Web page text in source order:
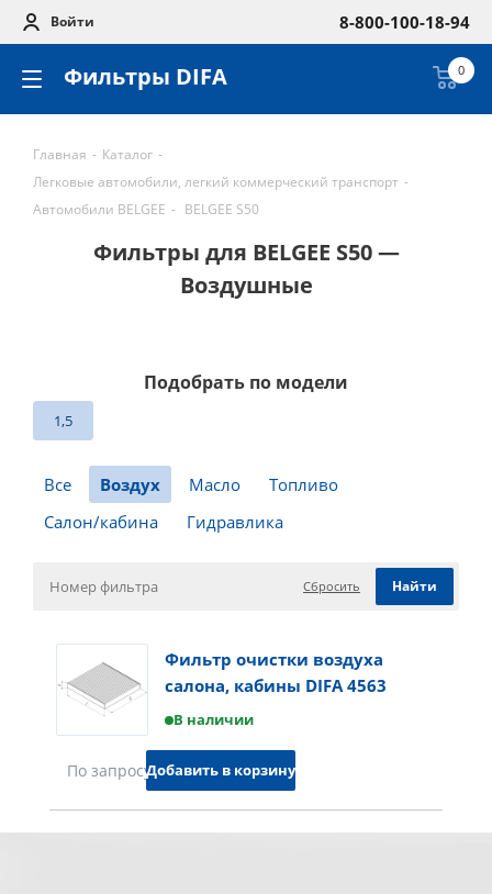
Войти 8-800-100-18-94
Фильтры DIFA 0
Главная - Каталог -
Легковые автомобили, легкий коммерческий транспорт -
Автомобили BELGEE - BELGEE S50
Фильтры для BELGEE S50 —
Воздушные
Подобрать по модели
1,5
Все Воздух Масло
Топливо
Салон/кабина
Гидравлика
Сбросить
Фильтр очистки воздуха
салона, кабины DIFA 4563
В наличии
По запросуДобавить в корзину